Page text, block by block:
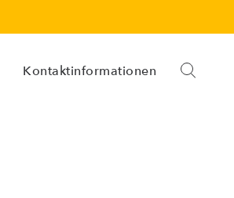
Kontaktinformationen